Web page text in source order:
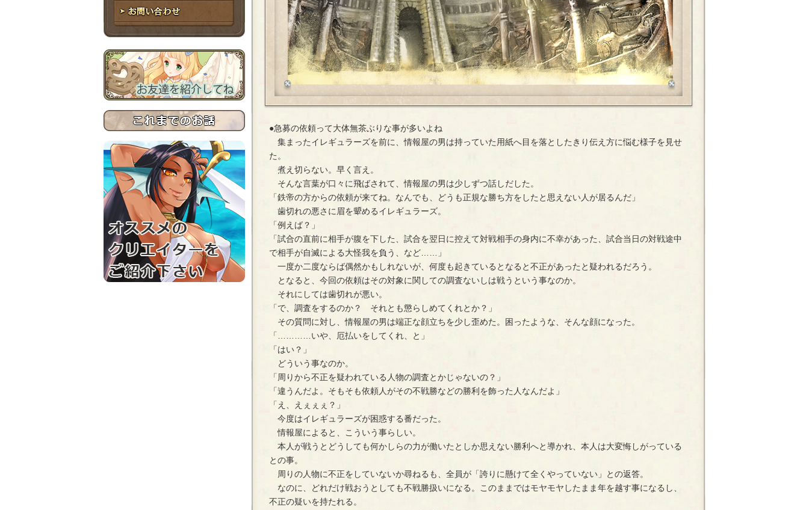
初めての方へ
お問い合わせ
●急募の依頼って大体無茶ぶりな事が多いよね
集まったイレギュラーズを前に、情報屋の男は持っていた用紙へ目を落としたきり伝え方に悩む様子を見せ
た。
煮え切らない。早く言え。
そんな言葉が口々に飛ばされて、情報屋の男は少しずつ話しだした。
「鉄帝の方からの依頼が来てね。なんでも、どうも正規な勝ち方をしたと思えない人が居るんだ」
歯切れの悪さに眉を顰めるイレギュラーズ。
「例えば？」
「試合の直前に相手が腹を下した、試合を翌日に控えて対戦相手の身内に不幸があった、試合当日の対戦途中
で相手が自滅による大怪我を負う、など……」
一度か二度ならば偶然かもしれないが、何度も起きているとなると不正があったと疑われるだろう。
となると、今回の依頼はその対象に関しての調査ないしは戦うという事なのか。
それにしては歯切れが悪い。
「で、調査をするのか？ それとも懲らしめてくれとか？」
その質問に対し、情報屋の男は端正な顔立ちを少し歪めた。困ったような、そんな顔になった。
「…………いや、厄払いをしてくれ、と」
「はい？」
どういう事なのか。
「周りから不正を疑われている人物の調査とかじゃないの？」
「違うんだよ。そもそも依頼人がその不戦勝などの勝利を飾った人なんだよ」
「え、えぇぇぇ？」
今度はイレギュラーズが困惑する番だった。
情報屋によると、こういう事らしい。
本人が戦うとどうしても何かしらの力が働いたとしか思えない勝利へと導かれ、本人は大変悔しがっている
との事。
周りの人物に不正をしていないか尋ねるも、全員が「誇りに懸けて全くやっていない」との返答。
なのに、どれだけ戦おうとしても不戦勝扱いになる。このままではモヤモヤしたまま年を越す事になるし、
不正の疑いを持たれる。